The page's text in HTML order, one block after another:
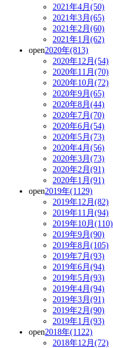
2021年4月(50)
2021年3月(65)
2021年2月(60)
2021年1月(62)
open2020年(813)
2020年12月(54)
2020年11月(70)
2020年10月(72)
2020年9月(65)
2020年8月(44)
2020年7月(70)
2020年6月(54)
2020年5月(73)
2020年4月(56)
2020年3月(73)
2020年2月(91)
2020年1月(91)
open2019年(1129)
2019年12月(82)
2019年11月(94)
2019年10月(110)
2019年9月(90)
2019年8月(105)
2019年7月(93)
2019年6月(94)
2019年5月(93)
2019年4月(94)
2019年3月(91)
2019年2月(90)
2019年1月(93)
open2018年(1122)
2018年12月(72)